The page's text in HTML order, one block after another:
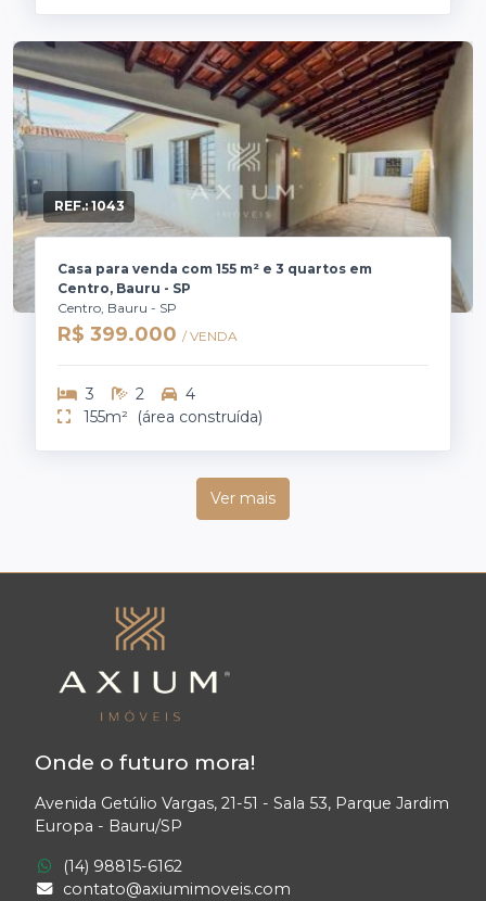
REF.:1043
Casa para venda com 155 m² e 3 quartos em
Centro, Bauru - SP
Centro, Bauru - SP
R$ 399.000 / VENDA
3 2
4
155m²
(área construída)
Ver mais
Onde o futuro mora!
Avenida Getúlio Vargas, 21-51 - Sala 53, Parque Jardim
Europa - Bauru/SP
(14) 98815-6162
contato@axiumimoveis.com